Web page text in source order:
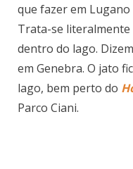
que fazer em
Trata-se literalmente
dentro do lago.
em Genebra. O jato
lago, bem perto do
Parco Ciani.